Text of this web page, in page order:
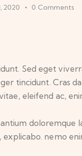
2020 0 Comments
Sed eget
tincidunt. Cras
eleifend ac,
doloremque
nemo